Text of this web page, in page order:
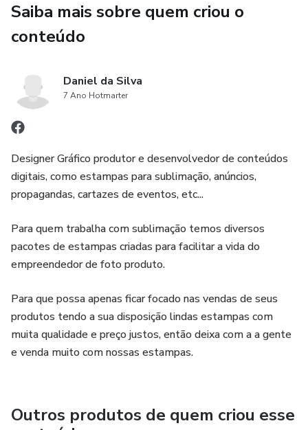
Saiba mais sobre quem criou o
conteúdo
Daniel da Silva
7 Ano Hotmarter
Designer Gráfico produtor e desenvolvedor de conteúdos
digitais, como estampas para sublimação, anúncios,
propagandas, cartazes de eventos, etc...
Para quem trabalha com sublimação temos diversos
pacotes de estampas criadas para facilitar a vida do
empreendedor de foto produto.
Para que possa apenas ficar focado nas vendas de seus
produtos tendo a sua disposição lindas estampas com
muita qualidade e preço justos, então deixa com a a gente
e venda muito com nossas estampas.
Outros produtos de quem criou esse